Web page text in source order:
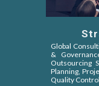
Global
&
Outsourcing
Planning,
Quality